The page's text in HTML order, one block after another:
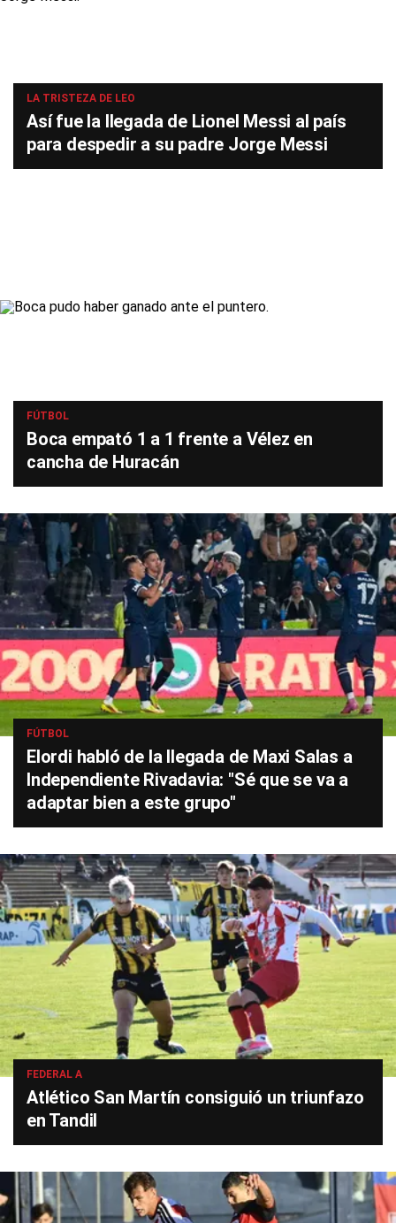
LA TRISTEZA DE LEO
Así fue la llegada de Lionel Messi al país
para despedir a su padre Jorge Messi
FÚTBOL
Boca empató 1 a 1 frente a Vélez en
cancha de Huracán
FÚTBOL
Elordi habló de la llegada de Maxi Salas a
Independiente Rivadavia: "Sé que se va a
adaptar bien a este grupo"
FEDERAL A
Atlético San Martín consiguió un triunfazo
en Tandil